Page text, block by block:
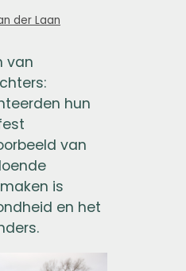
der Laan
van
hun
van
is
en het